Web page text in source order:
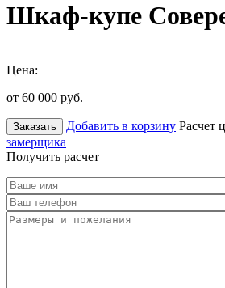
Шкаф-купе
Цена:
от 60 000 руб.
Заказать Добавить в корзину Расчет
замерщика
Получить расчет